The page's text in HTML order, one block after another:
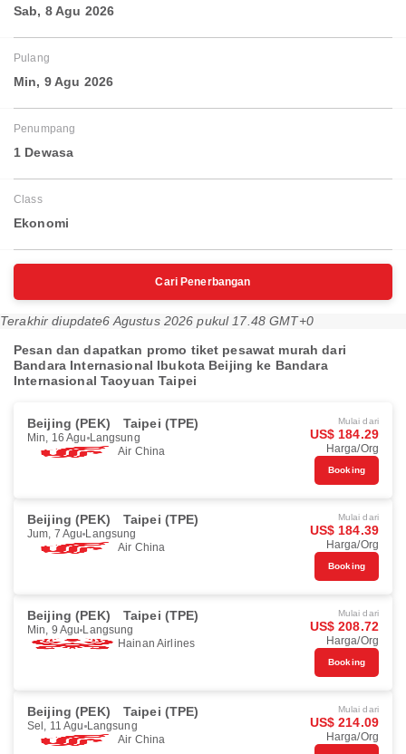
Sab, 8 Agu 2026
Pulang
Min, 9 Agu 2026
Penumpang
1 Dewasa
Class
Ekonomi
Cari Penerbangan
Terakhir diupdate6 Agustus 2026 pukul 17.48 GMT+0
Pesan dan dapatkan promo tiket pesawat murah dari
Bandara Internasional Ibukota Beijing ke Bandara
Internasional Taoyuan Taipei
Beijing (PEK) Taipei (TPE)
Min, 16 Agu Langsung
Air China
Mulai dari
US$ 184.29
Harga/Org
Booking
Beijing (PEK) Taipei (TPE)
Jum, 7 Agu Langsung
Air China
Mulai dari
US$ 184.39
Harga/Org
Booking
Beijing (PEK) Taipei (TPE)
Min, 9 Agu Langsung
Hainan Airlines
Mulai dari
US$ 208.72
Harga/Org
Booking
Beijing (PEK) Taipei (TPE)
Sel, 11 Agu Langsung
Air China
Mulai dari
US$ 214.09
Harga/Org